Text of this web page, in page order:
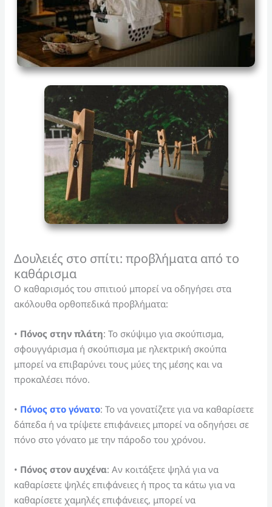
Δουλειές στο σπίτι: προβλήματα από το
καθάρισμα
Ο καθαρισμός του σπιτιού μπορεί να οδηγήσει στα
ακόλουθα ορθοπεδικά προβλήματα:
• Πόνος στην πλάτη: Το σκύψιμο για σκούπισμα,
σφουγγάρισμα ή σκούπισμα με ηλεκτρική σκούπα
μπορεί να επιβαρύνει τους μύες της μέσης και να
προκαλέσει πόνο.
• Πόνος στο γόνατο: Το να γονατίζετε για να καθαρίσετε
δάπεδα ή να τρίψετε επιφάνειες μπορεί να οδηγήσει σε
πόνο στο γόνατο με την πάροδο του χρόνου.
• Πόνος στον αυχένα: Αν κοιτάξετε ψηλά για να
καθαρίσετε ψηλές επιφάνειες ή προς τα κάτω για να
καθαρίσετε χαμηλές επιφάνειες, μπορεί να